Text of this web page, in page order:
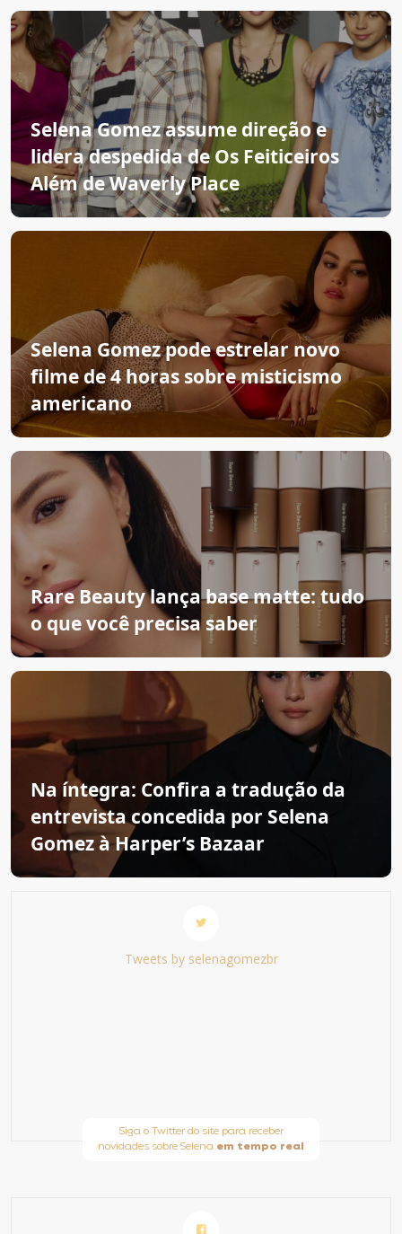
Selena Gomez assume direção e
lidera despedida de Os Feiticeiros
Além de Waverly Place
Selena Gomez pode estrelar novo
filme de 4 horas sobre misticismo
americano
Rare Beauty lança base matte: tudo
o que você precisa saber
Na íntegra: Confira a tradução da
entrevista concedida por Selena
Gomez à Harper’s Bazaar
Tweets by selenagomezbr
Siga o Twitter do site para receber
novidades sobre Selena em tempo real